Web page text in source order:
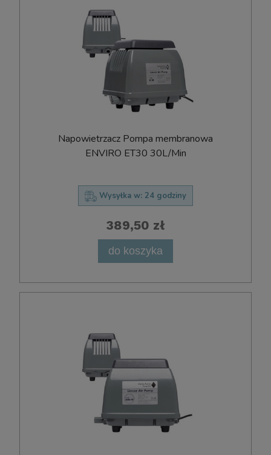
Napowietrzacz Pompa membranowa
ENVIRO ET30 30L/Min
Wysyłka w: 24 godziny
389,50 zł
do koszyka